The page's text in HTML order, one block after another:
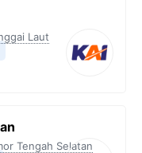
Laut
Tengah Selatan